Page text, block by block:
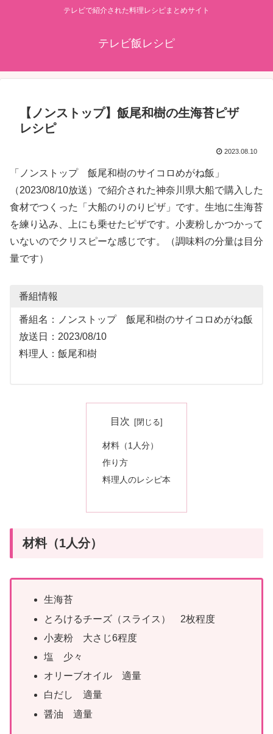
テレビで紹介された料理レシピまとめサイト
テレビ飯レシピ
【ノンストップ】飯尾和樹の生海苔ピザ
レシピ
2023.08.10
「ノンストップ 飯尾和樹のサイコロめがね飯」
（2023/08/10放送）で紹介された神奈川県大船で購入した
食材でつくった「大船のりのりピザ」です。生地に生海苔
を練り込み、上にも乗せたピザです。小麦粉しかつかって
いないのでクリスピーな感じです。（調味料の分量は目分
量です）
番組情報
番組名：ノンストップ 飯尾和樹のサイコロめがね飯
放送日：2023/08/10
料理人：飯尾和樹
目次
材料（1人分）
作り方
料理人のレシピ本
材料（1人分）
生海苔
とろけるチーズ（スライス） 2枚程度
小麦粉 大さじ6程度
塩 少々
オリーブオイル 適量
白だし 適量
醤油 適量